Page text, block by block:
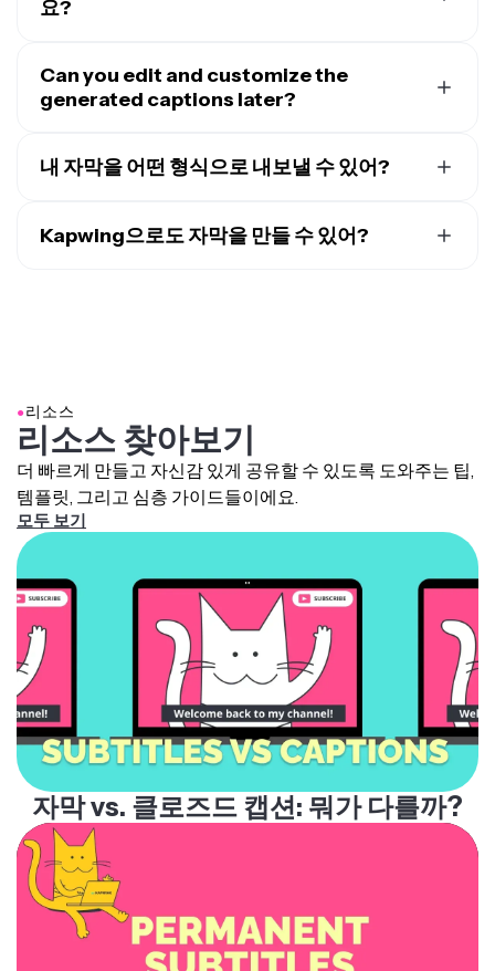
요?
지하여 별도의 자막 섹션으로 분리하고 각각에 대해 고유
한 편집을 할 수 있게 해줘요. 각 화자의 색상, 속도, 글꼴 및
Can you edit and customize the
generated captions later?
통해 텍스트를 편집할 수 있어요. 트랜스크립트를 클릭하
용해서 폰트, 크기, 색상, 배경, 애니메이션, 트랜지션을 선
내 자막을 어떤 형식으로 내보낼 수 있어?
수 있어서 YouTube, TikTok,LinkedIn같은 플랫폼에서 쉽
Kapwing으로도 자막을 만들 수 있어?
●리소스
리소스 찾아보기
더 빠르게 만들고 자신감 있게 공유할 수 있도록 도와주는 팁,
템플릿, 그리고 심층 가이드들이에요.
모두 보기
자막 vs. 클로즈드 캡션: 뭐가 다를까?